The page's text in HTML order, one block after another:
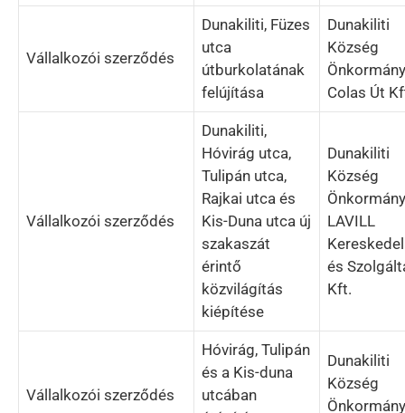
Vállalkozói szerződés
Dunakiliti, Füzes
utca
útburkolatának
felújítása
Dunakiliti
Község
Colas Út
Vállalkozói szerződés
Dunakiliti,
Hóvirág utca,
Tulipán utca,
Rajkai utca és
Kis-Duna utca új
szakaszát
érintő
közvilágítás
kiépítése
Dunakiliti
Község
LAVILL
és
Kft.
Vállalkozói szerződés
Hóvirág, Tulipán
és a Kis-duna
utcában
Dunakiliti
Község